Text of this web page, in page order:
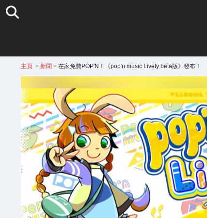
主頁 > 新聞 > 在家免費POP'N！《pop'n music Lively beta版》發布！